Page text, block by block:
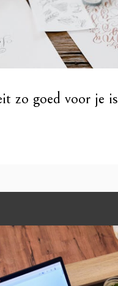
zo goed voor je is